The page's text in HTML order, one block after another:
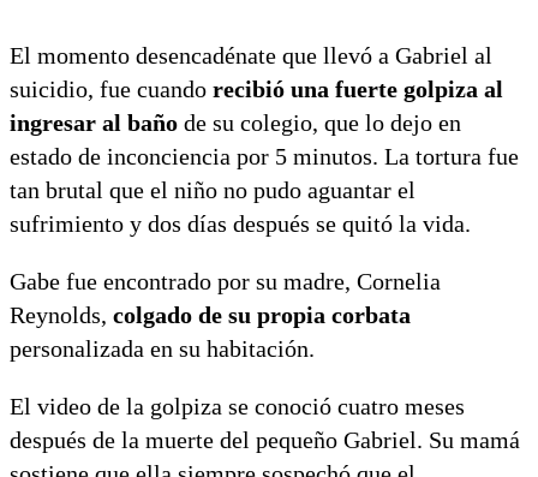
El momento desencadénate que llevó a Gabriel al
suicidio, fue cuando recibió una fuerte golpiza al
ingresar al baño de su colegio, que lo dejo en
estado de inconciencia por 5 minutos. La tortura fue
tan brutal que el niño no pudo aguantar el
sufrimiento y dos días después se quitó la vida.
Gabe fue encontrado por su madre, Cornelia
Reynolds, colgado de su propia corbata
personalizada en su habitación.
El video de la golpiza se conoció cuatro meses
después de la muerte del pequeño Gabriel. Su mamá